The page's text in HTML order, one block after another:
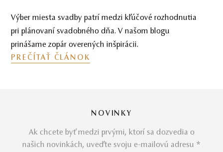
Výber miesta svadby patrí medzi kľúčové rozhodnutia
pri plánovaní svadobného dňa. V našom blogu
prinášame zopár overených inšpirácii.
PREČÍTAŤ ČLÁNOK
NOVINKY
Ak chcete byť medzi prvými, ktorí sa dozvedia o
našich novinkách, uveďte svoju e-mailovú adresu *